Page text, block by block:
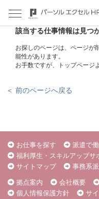
該当する仕事情報は見つ
お探しのページは、ページが
能性があります。
お手数ですが、トップページ
＜ 前のページへ戻る
お仕事を探す 派遣で働
福利厚生・スキルアップサ
サイトマップ
事務系
拠点案内
会社概要
個人情報保護方針
サ